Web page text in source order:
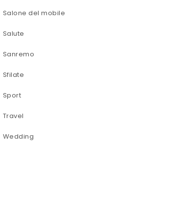
Salone del mobile
Salute
Sanremo
Sfilate
Sport
Travel
Wedding